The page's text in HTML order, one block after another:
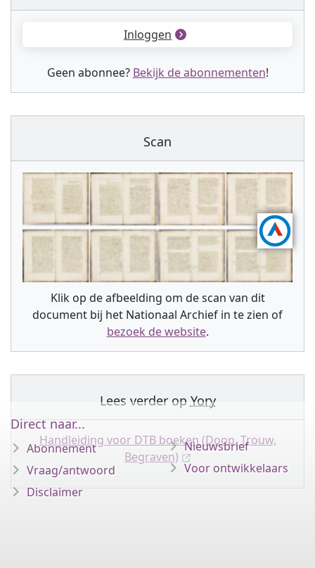
Inloggen
Geen abonnee? Bekijk de abonnementen!
Scan
Klik op de afbeelding om de scan van dit
document bij het Nationaal Archief in te zien of
bezoek de website.
Lees verder op Yory
Handleiding voor DTB boeken (Doop, Trouw,
Begraven)
Direct naar...
Abonnement
Vraag/antwoord
Disclaimer
Nieuwsbrief
Voor ontwikkelaars